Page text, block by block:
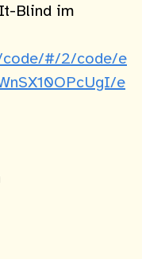
Blind im
code/#/2/code/e
e